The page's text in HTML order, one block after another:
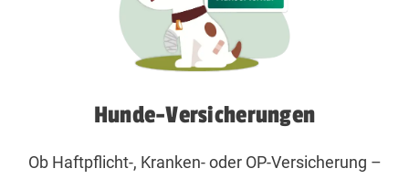
Hunde-Versicherungen
Ob Haftpflicht-, Kranken- oder OP-Versicherung –